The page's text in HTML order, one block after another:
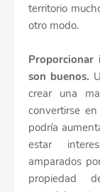
territorio
otro modo.
Proporcionar
son buenos.
crear una
convertirse
podría
estar
amparados
propiedad